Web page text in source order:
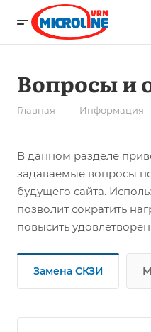
Вопросы и
Главная — Информация
В данном разделе
задаваемые вопросы
будущего сайта.
позволит сократить
повысить
Замена СКЗИ